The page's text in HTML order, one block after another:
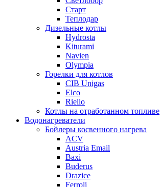
Старт
Теплодар
Дизельные котлы
Hydrosta
Kiturami
Navien
Olympia
Горелки для котлов
CIB Unigas
Elco
Riello
Котлы на отработанном топливе
Водонагреватели
Бойлеры косвенного нагрева
ACV
Austria Email
Baxi
Buderus
Drazice
Ferroli